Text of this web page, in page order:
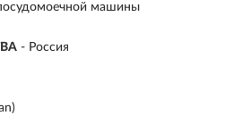
машины
- Россия